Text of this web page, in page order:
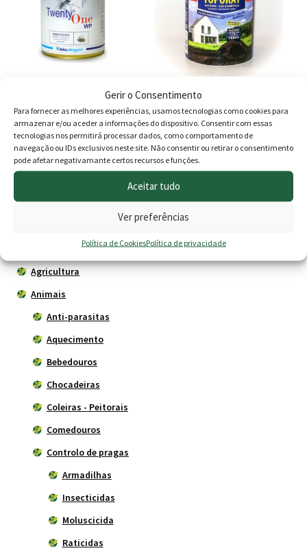
Gerir o Consentimento
Para fornecer as melhores experiências, usamos tecnologias como cookies para
armazenar e/ou aceder a informações do dispositivo. Consentir com essas
tecnologias nos permitirá processar dados, como comportamento de
navegação ou IDs exclusivos neste site. Não consentir ou retirar o consentimento
pode afetar negativamante certos recursos e funções.
Aceitar tudo
Ver preferências
Política de CookiesPolítica de privacidade
Twenty One Bioplagen (
Inseticida Moscas )
29.90€ –99.90€Price
range:
29.90 €
through
99.90 €
Ver opções
multiple
variants.
chosen
on
the
product
Toporat isco (toupeiras)
10.50€O
preço
10.50 €.
9.80€O
preço
Adicionar
Agricultura
Animais
Anti-parasitas
Aquecimento
Bebedouros
Chocadeiras
Coleiras - Peitorais
Comedouros
Controlo de pragas
Armadilhas
Insecticidas
Moluscicida
Raticidas